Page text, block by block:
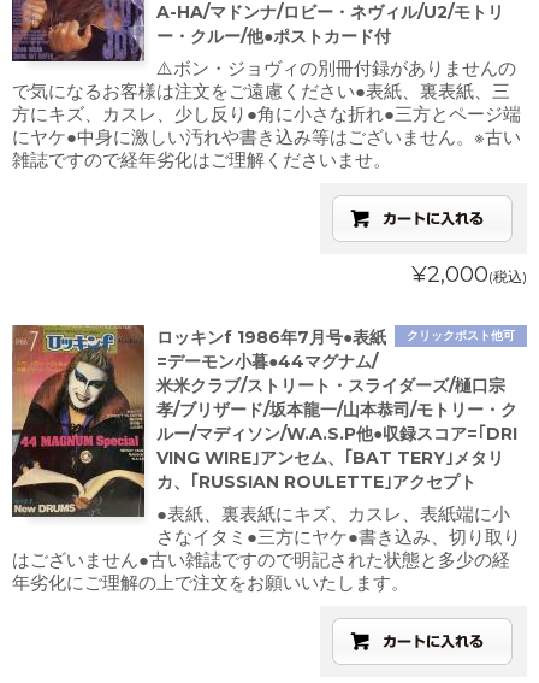
A-HA/マドンナ/ロビー・ネヴィル/U2/モトリ
ー・クルー/他●ポストカード付
⚠️ボン・ジョヴィの別冊付録がありませんの
で気になるお客様は注文をご遠慮ください●表紙、裏表紙、三
方にキズ、カスレ、少し反り●角に小さな折れ●三方とページ端
にヤケ●中身に激しい汚れや書き込み等はございません。※古い
雑誌ですので経年劣化はご理解くださいませ。
¥2,000(税込)
クリックポスト他可
ロッキンf 1986年7月号●表紙
=デーモン小暮●44マグナム/
米米クラブ/ストリート・スライダーズ/樋口宗
孝/ブリザード/坂本龍一/山本恭司/モトリー・ク
ルー/マディソン/W.A.S.P他●収録スコア=｢DRI
VING WIRE｣アンセム、｢BAT TERY｣メタリ
カ、｢RUSSIAN ROULETTE｣アクセプト
●表紙、裏表紙にキズ、カスレ、表紙端に小
さなイタミ●三方にヤケ●書き込み、切り取り
はございません●古い雑誌ですので明記された状態と多少の経
年劣化にご理解の上で注文をお願いいたします。